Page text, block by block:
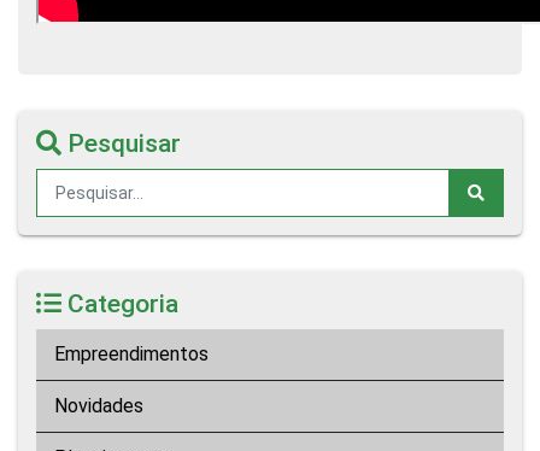
Pesquisar
Categoria
Empreendimentos
Novidades